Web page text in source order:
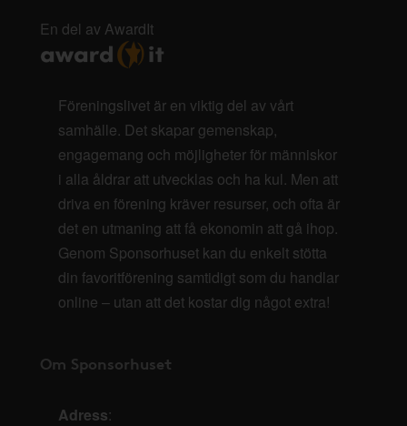
En del av AwardIt
Föreningslivet är en viktig del av vårt
samhälle. Det skapar gemenskap,
engagemang och möjligheter för människor
i alla åldrar att utvecklas och ha kul. Men att
driva en förening kräver resurser, och ofta är
det en utmaning att få ekonomin att gå ihop.
Genom Sponsorhuset kan du enkelt stötta
din favoritförening samtidigt som du handlar
online – utan att det kostar dig något extra!
Om Sponsorhuset
Adress: